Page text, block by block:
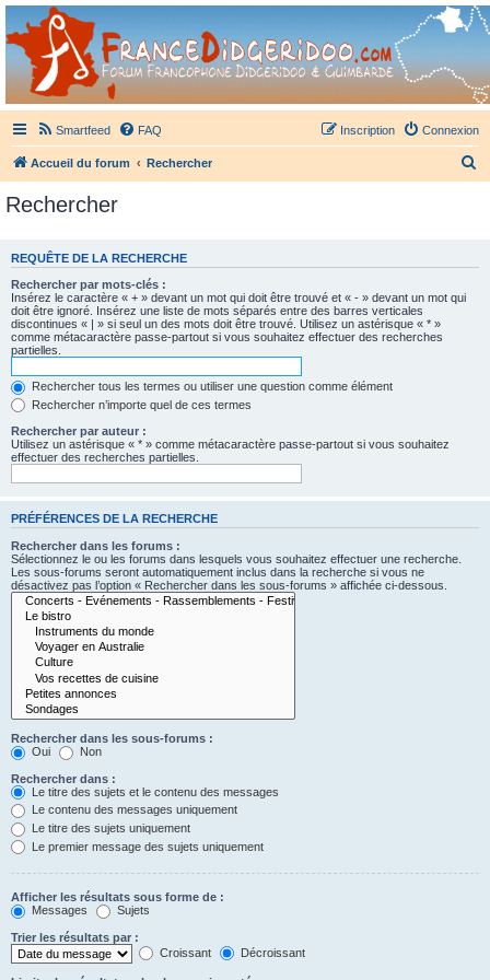
France Didgeridoo
Didgeridoo et Guimbarde sur France Didgeridoo - retrouvez la communauté.
Smartfeed FAQ Connexion
Inscription
Accueil du forum Rechercher
e
Rechercher
REQUÊTE DE LA RECHERCHE
Rechercher par mots-clés :
Insérez le caractère « + » devant un mot qui doit être trouvé et « - » devant un mot qui
doit être ignoré. Insérez une liste de mots séparés entre des barres verticales
discontinues « | » si seul un des mots doit être trouvé. Utilisez un astérisque « * »
comme métacaractère passe-partout si vous souhaitez effectuer des recherches
partielles.
Rechercher tous les termes ou utiliser une question comme élément
Rechercher n’importe quel de ces termes
Rechercher par auteur :
Utilisez un astérisque « * » comme métacaractère passe-partout si vous souhaitez
effectuer des recherches partielles.
PRÉFÉRENCES DE LA RECHERCHE
Rechercher dans les forums :
Sélectionnez le ou les forums dans lesquels vous souhaitez effectuer une recherche.
Les sous-forums seront automatiquement inclus dans la recherche si vous ne
désactivez pas l’option « Rechercher dans les sous-forums » affichée ci-dessous.
Rechercher dans les sous-forums :
Oui
Non
Rechercher dans :
Le titre des sujets et le contenu des messages
Le contenu des messages uniquement
Le titre des sujets uniquement
Le premier message des sujets uniquement
Afficher les résultats sous forme de :
Messages
Sujets
Trier les résultats par :
Croissant
Décroissant